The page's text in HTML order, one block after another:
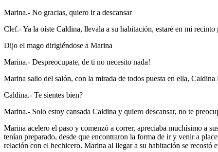
Marina.- No gracias, quiero ir a descansar
Clef.- Ya la oíste Caldina, llevala a su habitación, estaré en mi recinto
Dijo el mago dirigiéndose a Marina
Marina.- Despreocupate, de ti no necesito nada!
Marina salio del salón, con la mirada de todos puesta en ella,
Caldina.- Te sientes bien?
Marina.- Solo estoy cansada Caldina y quiero descansar, no te
Marina acelero el paso y comenzó a correr, apreciaba muchísimo a
tenían preparado, desde que encontraron la forma de ir y venir a
relación con el hechicero. Marina al llegar a su habitación se recostó